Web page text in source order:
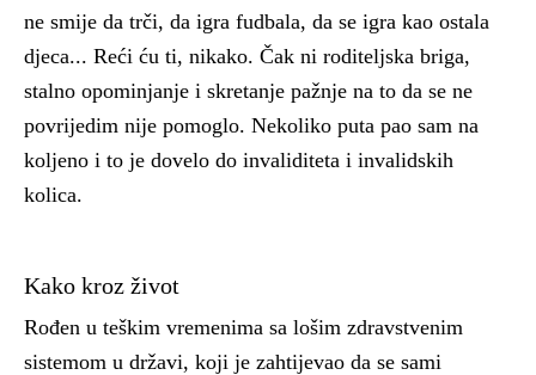
ne smije da trči, da igra fudbala, da se igra kao ostala
djeca... Reći ću ti, nikako. Čak ni roditeljska briga,
stalno opominjanje i skretanje pažnje na to da se ne
povrijedim nije pomoglo. Nekoliko puta pao sam na
koljeno i to je dovelo do invaliditeta i invalidskih
kolica.
Kako kroz život
Rođen u teškim vremenima sa lošim zdravstvenim
sistemom u državi, koji je zahtijevao da se sami